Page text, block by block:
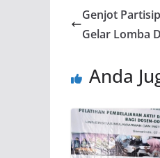
Genjot
Gelar Lomba
Anda